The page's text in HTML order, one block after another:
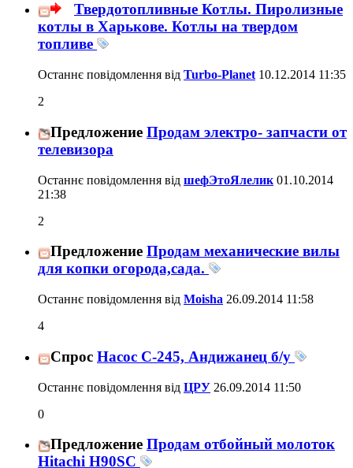
Твердотопливные Котлы. Пиролизные
котлы в Харькове. Котлы на твердом
топливе
Останнє повідомлення від Turbo-Planet 10.12.2014 11:35
2
Предложение Продам электро- запчасти от
телевизора
Останнє повідомлення від шефЭтоЯлелик 01.10.2014
21:38
2
Предложение Продам механические вилы
для копки огорода,сада.
Останнє повідомлення від Moisha 26.09.2014 11:58
4
Спрос Насос С-245, Андижанец б/у
Останнє повідомлення від ЦРУ 26.09.2014 11:50
0
Предложение Продам отбойный молоток
Hitachi H90SC